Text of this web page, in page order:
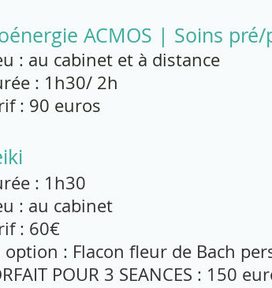
ACMOS | Soins
: au cabinet et à distance
: 1h30/ 2h
: 90 euros
: 1h30
: au cabinet
: 60€
option : Flacon fleur de Bach
POUR 3 SEANCES : 150